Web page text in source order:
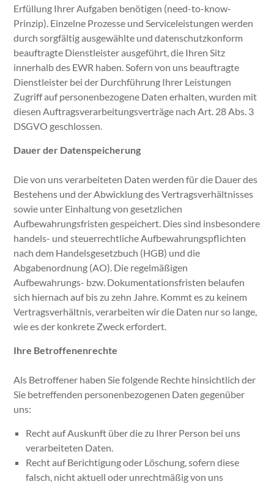
Erfüllung Ihrer Aufgaben benötigen (need-to-know-
Prinzip). Einzelne Prozesse und Serviceleistungen werden
durch sorgfältig ausgewählte und datenschutzkonform
beauftragte Dienstleister ausgeführt, die Ihren Sitz
innerhalb des EWR haben. Sofern von uns beauftragte
Dienstleister bei der Durchführung Ihrer Leistungen
Zugriff auf personenbezogene Daten erhalten, wurden mit
diesen Auftragsverarbeitungsverträge nach Art. 28 Abs. 3
DSGVO geschlossen.
Dauer der Datenspeicherung
Die von uns verarbeiteten Daten werden für die Dauer des
Bestehens und der Abwicklung des Vertragsverhältnisses
sowie unter Einhaltung von gesetzlichen
Aufbewahrungsfristen gespeichert. Dies sind insbesondere
handels- und steuerrechtliche Aufbewahrungspflichten
nach dem Handelsgesetzbuch (HGB) und die
Abgabenordnung (AO). Die regelmäßigen
Aufbewahrungs- bzw. Dokumentationsfristen belaufen
sich hiernach auf bis zu zehn Jahre. Kommt es zu keinem
Vertragsverhältnis, verarbeiten wir die Daten nur so lange,
wie es der konkrete Zweck erfordert.
Ihre Betroffenenrechte
Als Betroffener haben Sie folgende Rechte hinsichtlich der
Sie betreffenden personenbezogenen Daten gegenüber
uns:
Recht auf Auskunft über die zu Ihrer Person bei uns
verarbeiteten Daten.
Recht auf Berichtigung oder Löschung, sofern diese
falsch, nicht aktuell oder unrechtmäßig von uns